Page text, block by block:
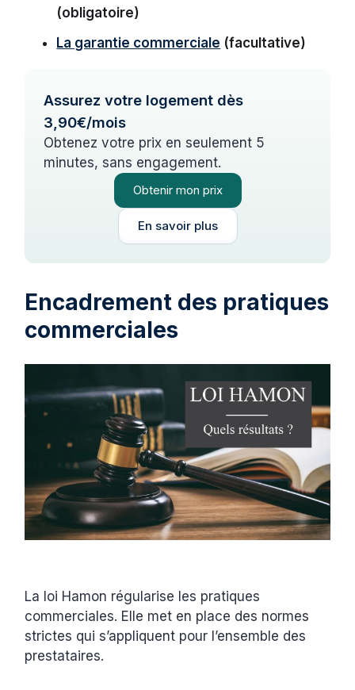
(obligatoire)
La garantie commerciale (facultative)
Assurez votre logement dès
3,90€/mois
Obtenez votre prix en seulement 5
minutes, sans engagement.
Obtenir mon prix
En savoir plus
Encadrement des pratiques
commerciales
La loi Hamon régularise les pratiques
commerciales. Elle met en place des normes
strictes qui s’appliquent pour l’ensemble des
prestataires.